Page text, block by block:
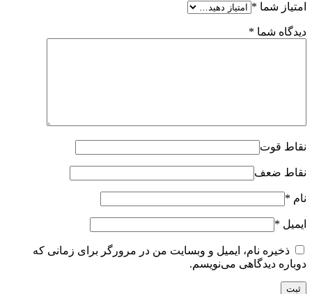
امتیاز شما *
دیدگاه شما *
نقاط قوت
نقاط ضعف
نام *
ایمیل *
ذخیره نام، ایمیل و وبسایت من در مرورگر برای زمانی که
دوباره دیدگاهی می‌نویسم.